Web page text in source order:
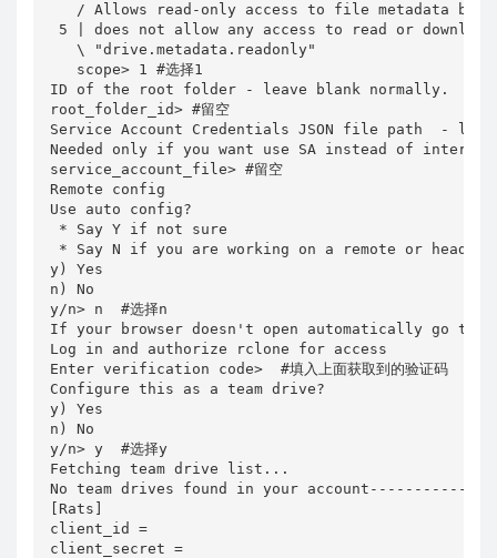
   / Allows read-only access to file metadata but
5 | does not allow any access to read or
   \ "drive.metadata.readonly"
   scope> 1 #选择1
ID of the root folder - leave blank normally.
root_folder_id> #留空
Service Account Credentials JSON file path  -
Needed only if you want use SA instead of
service_account_file> #留空
Remote config
Use auto config?
* Say Y if not sure
* Say N if you are working on a remote or
y) Yes
n) No
y/n> n  #选择n
If your browser doesn't open automatically go to
Log in and authorize rclone for access
Enter verification code>  #填入上面获取到的验证码
Configure this as a team drive?
y) Yes
n) No
y/n> y  #选择y
Fetching team drive list...
No team drives found in your
[Rats]
client_id =
client_secret =